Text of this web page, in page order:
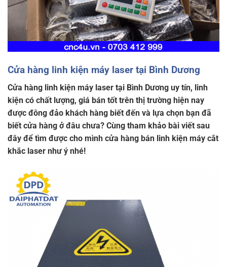
Cửa hàng linh kiện máy laser tại Bình Dương
Cửa hàng linh kiện máy laser tại Bình Dương uy tín, linh
kiện có chất lượng, giá bán tốt trên thị trường hiện nay
được đông đảo khách hàng biết đến và lựa chọn bạn đã
biết cửa hàng ở đâu chưa? Cùng tham khảo bài viết sau
đây để tìm được cho mình cửa hàng bán linh kiện máy cắt
khắc laser như ý nhé!